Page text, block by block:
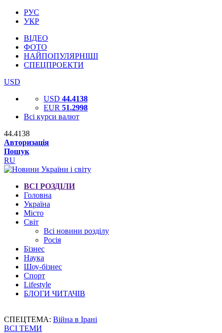
РУС
УКР
ВІДЕО
ФОТО
НАЙПОПУЛЯРНІШІ
СПЕЦПРОЕКТИ
USD
USD 44.4138
EUR 51.2998
Всі курси валют
44.4138
Авторизація
Пошук
RU
ВСІ РОЗДІЛИ
Головна
Україна
Місто
Світ
Всі новини розділу
Росія
Бізнес
Наука
Шоу-бізнес
Спорт
Lifestyle
БЛОГИ ЧИТАЧІВ
СПЕЦТЕМА: Війна в Ірані
ВСІ ТЕМИ